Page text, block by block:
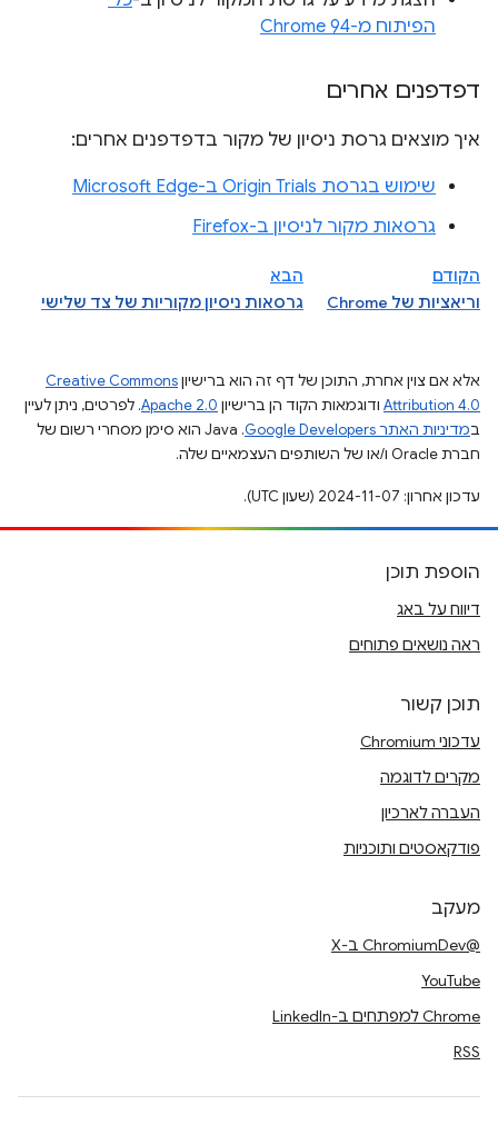
הפיתוח מ-Chrome 94
דפדפנים אחרים
איך מוצאים גרסת ניסיון של מקור בדפדפנים אחרים:
שימוש בגרסת Origin Trials ב-Microsoft Edge
גרסאות מקור לניסיון ב-Firefox
הקודם
וריאציות של Chrome
הבא
גרסאות ניסיון מקוריות של צד שלישי
אלא אם צוין אחרת, התוכן של דף זה הוא ברישיוןCreative Commons
Attribution 4.0 ודוגמאות הקוד הן ברישיון Apache 2.0. לפרטים, ניתן לעיין
במדיניות האתר Google Developers‏
.‏ Java הוא סימן מסחרי רשום של
חברת Oracle ו/או של השותפים העצמאיים שלה.
עדכון אחרון: 2024-11-07 (שעון UTC).
הוספת תוכן
דיווח על באג
ראה נושאים פתוחים
תוכן קשור
עדכוני Chromium
מקרים לדוגמה
העברה לארכיון
פודקאסטים ותוכניות
מעקב
@ChromiumDev ב-X
YouTube
Chrome למפתחים ב-LinkedIn
RSS